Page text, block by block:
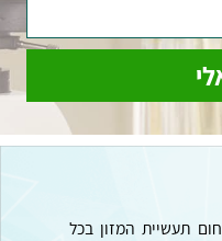
תעשיית המזון בכל